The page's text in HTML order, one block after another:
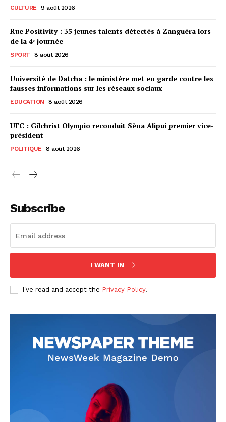
CULTURE 9 août 2026
Rue Positivity : 35 jeunes talents détectés à Zanguéra lors
de la 4ᵉ journée
SPORT 8 août 2026
Université de Datcha : le ministère met en garde contre les
fausses informations sur les réseaux sociaux
EDUCATION 8 août 2026
UFC : Gilchrist Olympio reconduit Sèna Alipui premier vice-
président
POLITIQUE 8 août 2026
Subscribe
I WANT IN
I've read and accept the Privacy Policy.